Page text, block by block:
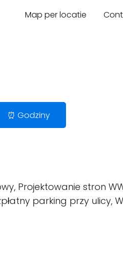
Map per locatie
⏰ Godziny
Projektowanie stron
parking przy ulicy,